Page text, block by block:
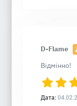
D-Flame
Відмінно!
Дата: